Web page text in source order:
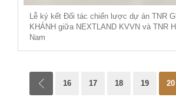
Lễ ký kết Đối tác chiến lược dự án TNR
KHÁNH giữa NEXTLAND KVVN và TNR
Nam
p 16 17 18 19 20